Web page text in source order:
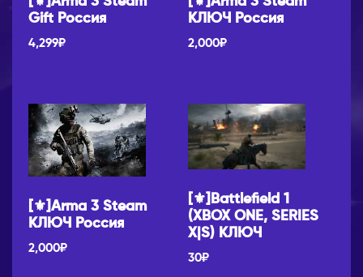
Gift Россия
4,299₽
КЛЮЧ Россия
2,000₽
[⚜]Arma 3 Steam
КЛЮЧ Россия
2,000₽
[⚜]Battlefield 1
(XBOX ONE, SERIES
X|S) КЛЮЧ
30₽